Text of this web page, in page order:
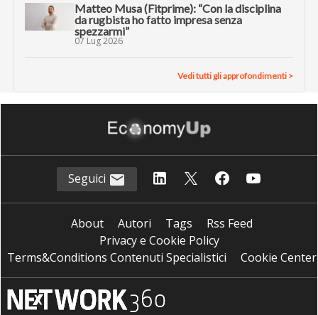
Matteo Musa (Fitprime): “Con la disciplina
da rugbista ho fatto impresa senza
spezzarmi”
07 Lug 2026
Vedi tutti gli approfondimenti >
Seguici
About Autori Tags
Rss Feed
Privacy e Cookie Policy
Terms&Conditions Contenuti Specialistici
Cookie Center